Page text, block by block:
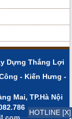
Dựng Thắng Lợi
- Kiến Hưng -
Mai, TP.Hà Nội
HOTLINE [X]